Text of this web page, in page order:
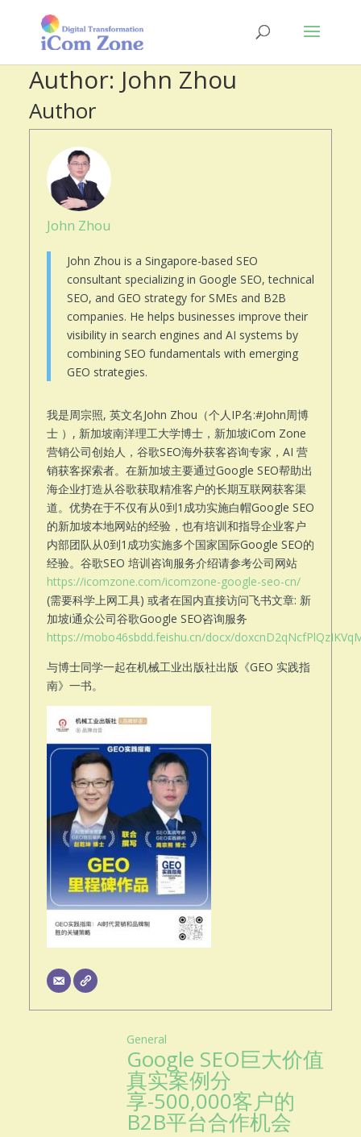
Author: John Zhou
Author
John Zhou
John Zhou is a Singapore-based SEO
consultant specializing in Google SEO, technical
SEO, and GEO strategy for SMEs and B2B
companies. He helps businesses improve their
visibility in search engines and AI systems by
combining SEO fundamentals with emerging
GEO strategies.
我是周宗照, 英文名John Zhou（个人IP名:#John周博
士 ）, 新加坡南洋理工大学博士，新加坡iCom Zone
营销公司创始人，谷歌SEO海外获客咨询专家，AI 营
销获客探索者。在新加坡主要通过Google SEO帮助出
海企业打造从谷歌获取精准客户的长期互联网获客渠
道。优势在于不仅有从0到1成功实施白帽Google SEO
的新加坡本地网站的经验，也有培训和指导企业客户
内部团队从0到1成功实施多个国家国际Google SEO的
经验。谷歌SEO 培训咨询服务介绍请参考公司网站
https://icomzone.com/icomzone-google-seo-cn/
(需要科学上网工具) 或者在国内直接访问飞书文章: 新
加坡i通众公司谷歌Google SEO咨询服务
https://mobo46sbdd.feishu.cn/docx/
与博士同学一起在机械工业出版社出版《GEO 实践指
南》一书。
General
Google SEO巨大价值
真实案例分
享-500,000客户的
B2B平台合作机会